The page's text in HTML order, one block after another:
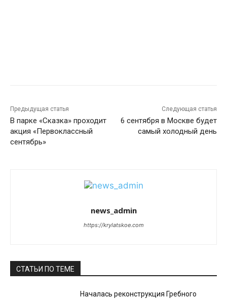
Предыдущая статья
В парке «Сказка» проходит
акция «Первоклассный
сентябрь»
Следующая статья
6 сентября в Москве будет
самый холодный день
news_admin
https://krylatskoe.com
СТАТЬИ ПО ТЕМЕ
Началась реконструкция Гребного